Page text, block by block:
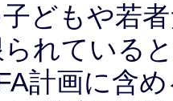
どもや若
れている
計画に含